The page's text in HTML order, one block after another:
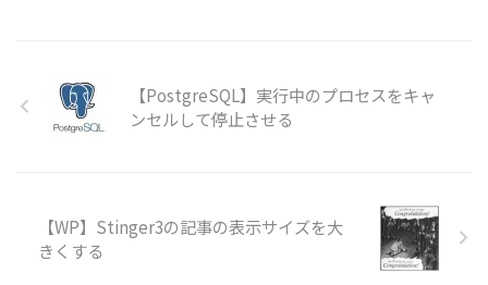
【PostgreSQL】実行中のプロセスをキャ
ンセルして停止させる
【WP】Stinger3の記事の表示サイズを大
きくする